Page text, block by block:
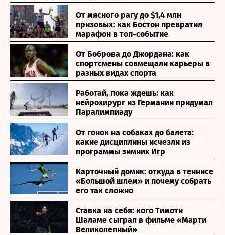
От мясного рагу до $1,4 млн
призовых: как Бостон превратил
марафон в топ-событие
От Боброва до Джордана: как
спортсмены совмещали карьеры в
разных видах спорта
Работай, пока ждешь: как
нейрохирург из Германии придумал
Паралимпиаду
От гонок на собаках до балета:
какие дисциплины исчезли из
программы зимних Игр
Карточный домик: откуда в теннисе
«Большой шлем» и почему собрать
его так сложно
Ставка на себя: кого Тимоти
Шаламе сыграл в фильме «Марти
Великолепный»